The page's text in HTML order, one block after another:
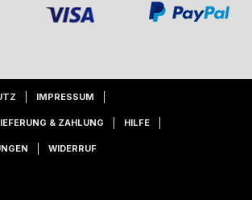
IMPRESSUM
& ZAHLUNG HILFE
WIDERRUF